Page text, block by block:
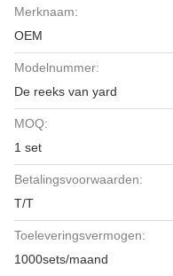
Merknaam:
OEM
Modelnummer:
De reeks van yard
MOQ:
1 set
Betalingsvoorwaarden:
T/T
Toeleveringsvermogen:
1000sets/maand